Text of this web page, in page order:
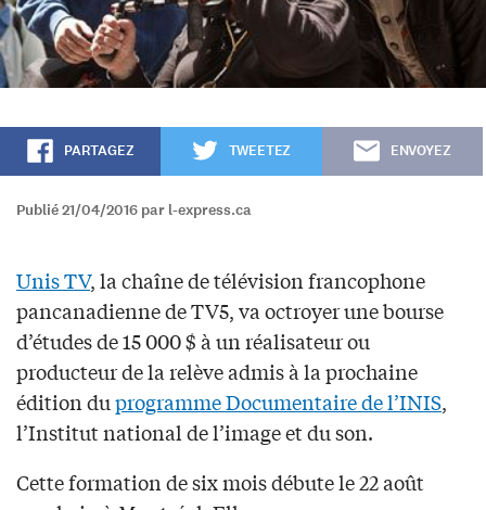
PARTAGEZ TWEETEZ ENVOYEZ
Publié 21/04/2016 par l-express.ca
Unis TV, la chaîne de télévision francophone
pancanadienne de TV5, va octroyer une bourse
d’études de 15 000 $ à un réalisateur ou
producteur de la relève admis à la prochaine
édition duprogramme Documentaire de l’INIS,
l’Institut national de l’image et du son.
Cette formation de six mois débute le 22 août